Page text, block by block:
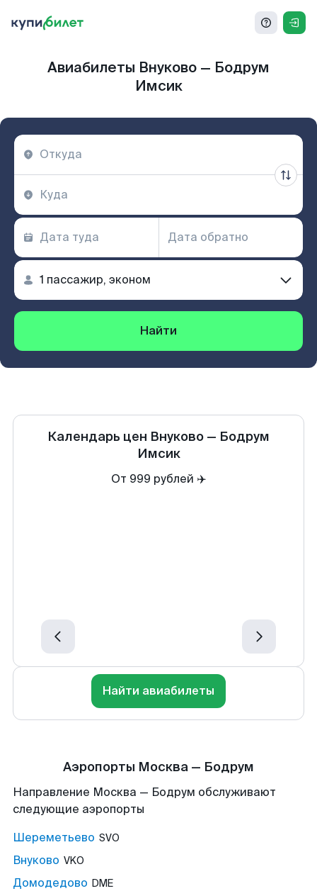
Авиабилеты Внуково — Бодрум
Имсик
Найти
Календарь цен Внуково — Бодрум
Имсик
От 999 рублей ✈️
Найти авиабилеты
Аэропорты Москва — Бодрум
Направление Москва — Бодрум обслуживают
следующие аэропорты
Шереметьево SVO
Внуково VKO
Домодедово DME